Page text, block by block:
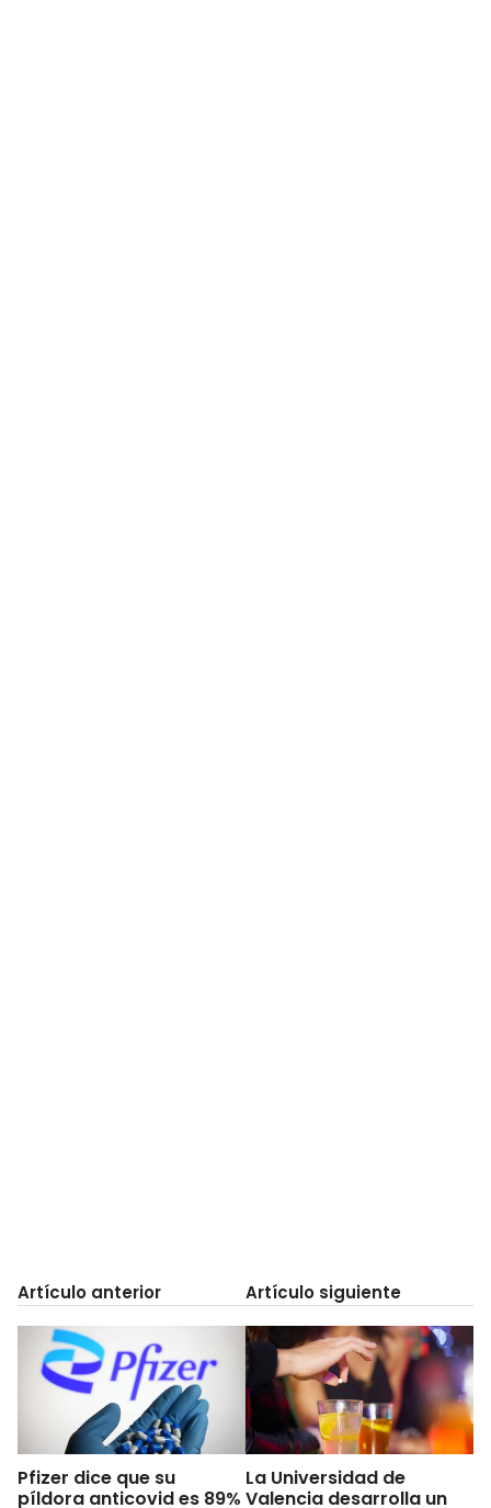
Artículo anterior
Pfizer dice que su
píldora anticovid es 89%
Artículo siguiente
La Universidad de
Valencia desarrolla un